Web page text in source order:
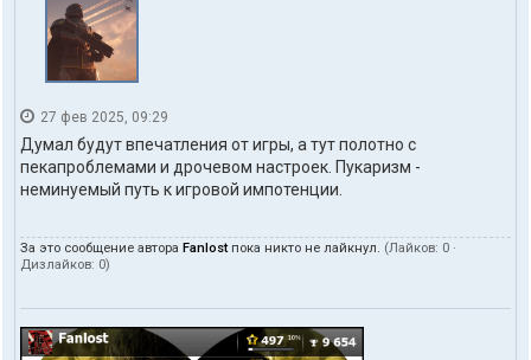
27 фев 2025, 09:29
Думал будут впечатления от игры, а тут полотно с
пекапроблемами и дрочевом настроек. Пукаризм -
неминуемый путь к игровой импотенции.
За это сообщение автора Fanlostпока никто не лайкнул. (Лайков: 0 ·
Дизлайков: 0)